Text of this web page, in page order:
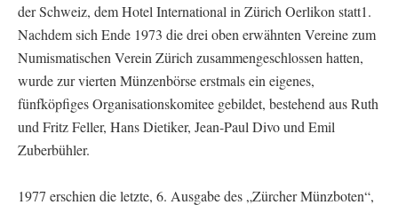
der Schweiz, dem Hotel International in Zürich Oerlikon statt1.
Nachdem sich Ende 1973 die drei oben erwähnten Vereine zum
Numismatischen Verein Zürich zusammengeschlossen hatten,
wurde zur vierten Münzenbörse erstmals ein eigenes,
fünfköpfiges Organisationskomitee gebildet, bestehend aus Ruth
und Fritz Feller, Hans Dietiker, Jean-Paul Divo und Emil
Zuberbühler.
1977 erschien die letzte, 6. Ausgabe des „Zürcher Münzboten“,